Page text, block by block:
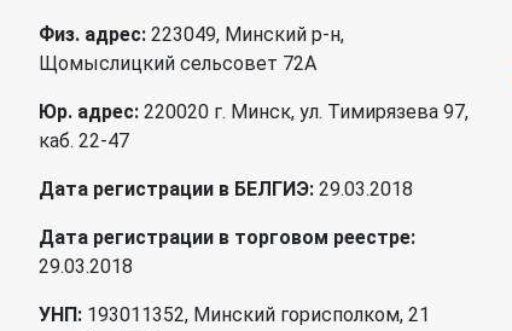
Физ. адрес: 223049, Минский р-н,
Щомыслицкий сельсовет 72А
Юр. адрес: 220020 г. Минск, ул. Тимирязева 97,
каб. 22-47
Дата регистрации в БЕЛГИЭ: 29.03.2018
Дата регистрации в торговом реестре:
29.03.2018
УНП: 193011352, Минский горисполком, 21